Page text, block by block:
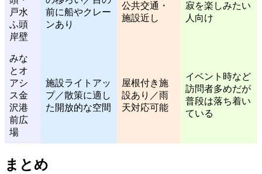
戸水
ふ頭
岸壁
前に船やクレー
ンあり
公共交通・
施設近し
寂を楽しみたい
人向け
みな
とオ
アシ
ス金
沢港
前広
場
施設ライトアッ
プ／散策に適し
た開放的な空間
屋根付き施
設あり／雨
天対応可能
イベント時など
訪問者多めだが
普段は落ち着い
ている
まとめ